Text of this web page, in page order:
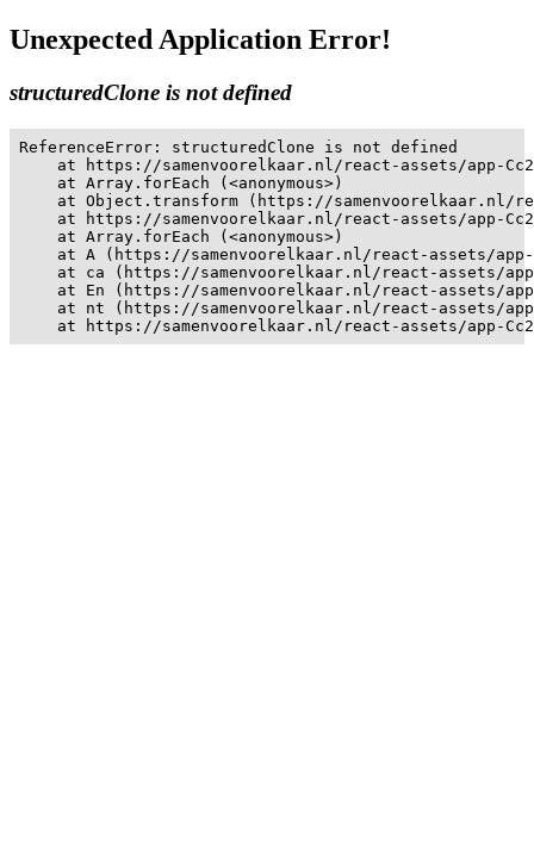
Unexpected Application Error!
structuredClone is not defined
ReferenceError: structuredClone is not defined
at https://samenvoorelkaar.nl/react-assets/app-
    at Array.forEach (<anonymous>)
at Object.transform (https://samenvoorelkaar.nl/
at https://samenvoorelkaar.nl/react-assets/app-
    at Array.forEach (<anonymous>)
at A (https://samenvoorelkaar.nl/react-assets/
at ca (https://samenvoorelkaar.nl/react-assets/
at En (https://samenvoorelkaar.nl/react-assets/
at nt (https://samenvoorelkaar.nl/react-assets/
at https://samenvoorelkaar.nl/react-assets/app-